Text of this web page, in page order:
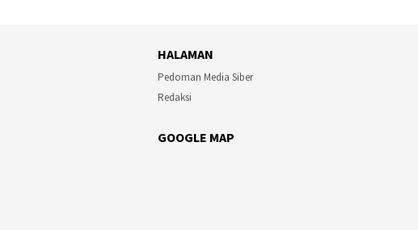
HALAMAN
Pedoman Media Siber
Redaksi
GOOGLE MAP